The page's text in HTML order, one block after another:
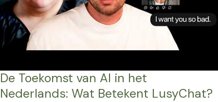
De Toekomst van AI in het
Nederlands: Wat Betekent LusyChat?